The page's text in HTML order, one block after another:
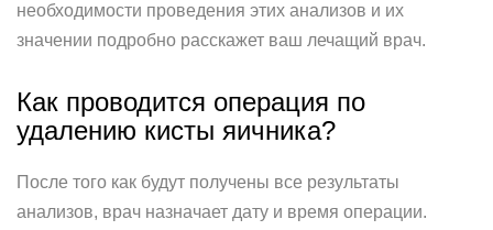
необходимости проведения этих анализов и их
значении подробно расскажет ваш лечащий врач.
Как проводится операция по
удалению кисты яичника?
После того как будут получены все результаты
анализов, врач назначает дату и время операции.